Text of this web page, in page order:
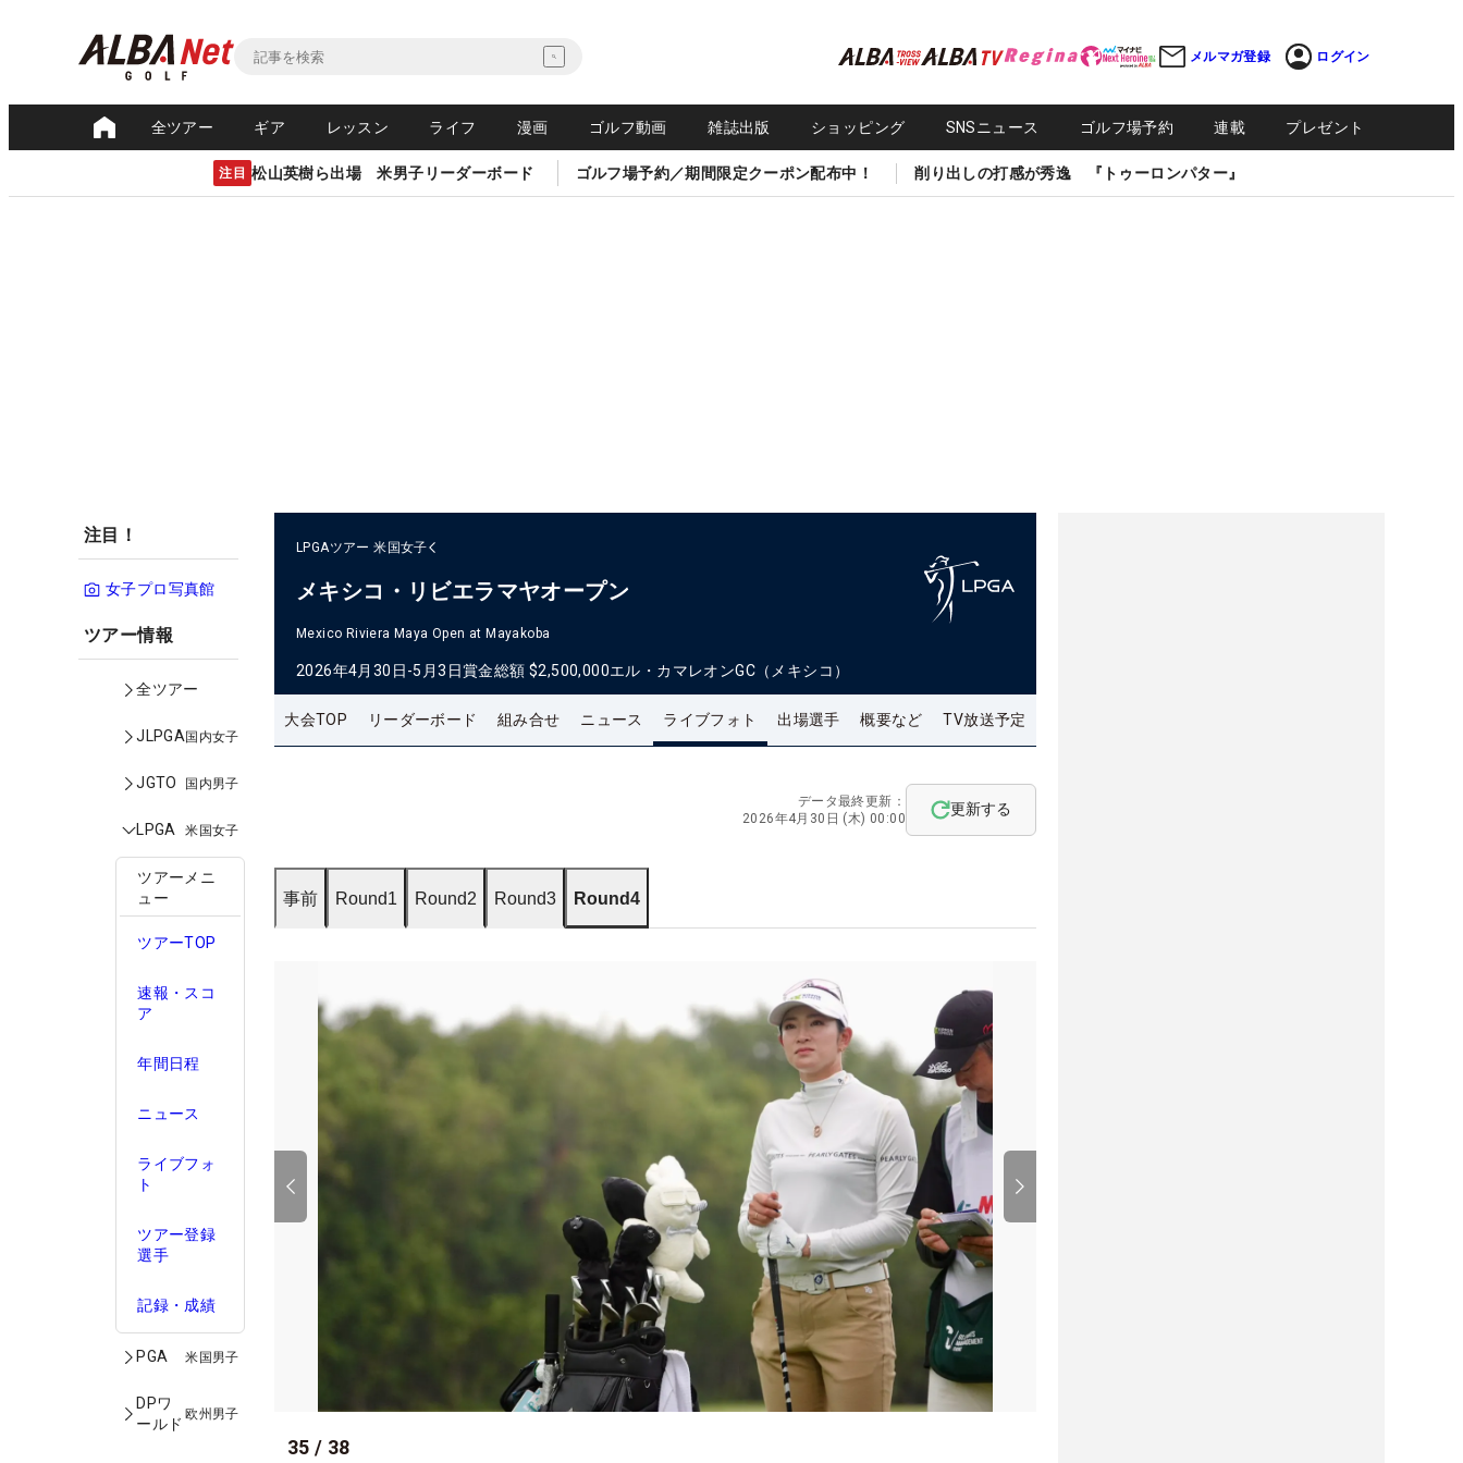
メルマガ登録 ログイン
全ツアー ギア レッスン ライフ 漫画 ゴルフ動画 雑誌出版 ショッピング SNSニュース ゴルフ場予約 連載 プレゼント
注目 松山英樹ら出場 米男子リーダーボード ゴルフ場予約／期間限定クーポン配布中！ 削り出しの打感が秀逸 『トゥーロンパター』
注目！
女子プロ写真館
ツアー情報
全ツアー
JLPGA国内女子
JGTO 国内男子
LPGA 米国女子
ツアーメニ
ュー
ツアーTOP
速報・スコ
ア
年間日程
ニュース
ライブフォ
ト
ツアー登録
選手
記録・成績
PGA 米国男子
DPワ
ールド
欧州男子
LPGAツアー 米国女子
メキシコ・リビエラマヤオープン
Mexico Riviera Maya Open at Mayakoba
2026年4月30日-5月3日賞金総額 $2,500,000エル・カマレオンGC（メキシコ）
大会TOP リーダーボード 組み合せ ニュース ライブフォト 出場選手 概要など TV放送予定
データ最終更新：
2026年4月30日 (木) 00:00
更新する
事前 Round1 Round2 Round3 Round4
35 / 38